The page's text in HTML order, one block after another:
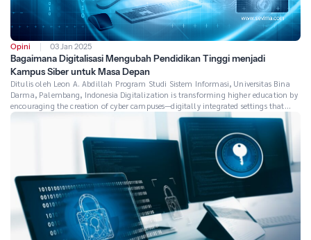
Opini 03 Jan 2025
Bagaimana Digitalisasi Mengubah Pendidikan Tinggi menjadi
Kampus Siber untuk Masa Depan
Ditulis oleh Leon A. Abdillah Program Studi Sistem Informasi, Universitas Bina
Darma, Palembang, Indonesia Digitalization is transforming higher education by
encouraging the creation of cyber campuses—digitally integrated settings that
improve learning, teaching, and administration. This article looks at how
sophisticated technologies like artificial intelligence, cloud computing, and
virtual reality are altering traditional educational models. It […]